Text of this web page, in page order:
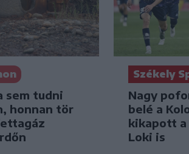
sem tudni
honnan tör
Székely
Nagy
belé a
kikapott a
Loki is